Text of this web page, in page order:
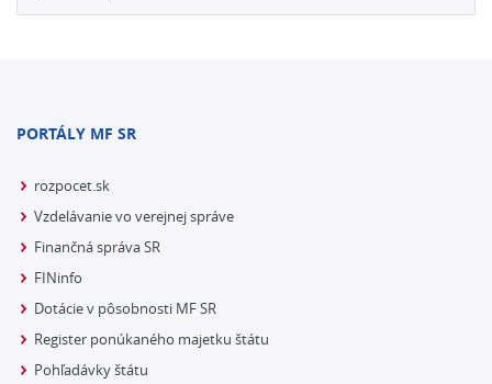
PORTÁLY MF SR
rozpocet.sk
Vzdelávanie vo verejnej správe
Finančná správa SR
FINinfo
Dotácie v pôsobnosti MF SR
Register ponúkaného majetku štátu
Pohľadávky štátu